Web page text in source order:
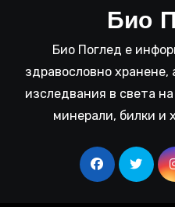
Био
Био Поглед е
здравословно
изследвания в света
минерали, билки и